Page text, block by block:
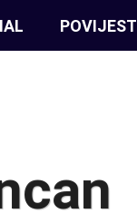
POVIJEST